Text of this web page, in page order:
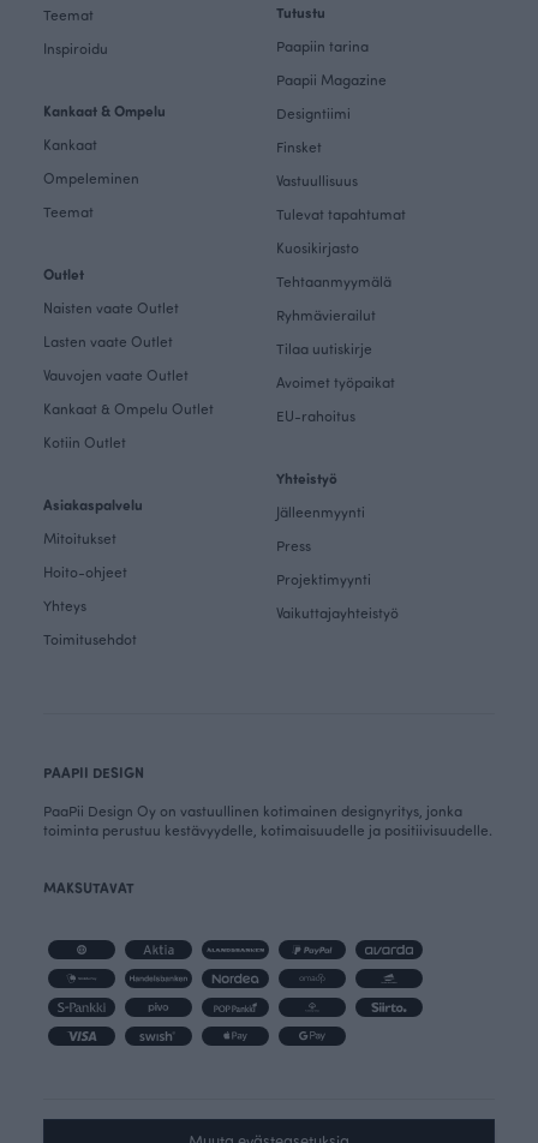
Teemat
Inspiroidu
Kankaat & Ompelu
Kankaat
Ompeleminen
Teemat
Outlet
Naisten vaate Outlet
Lasten vaate Outlet
Vauvojen vaate Outlet
Kankaat & Ompelu Outlet
Kotiin Outlet
Asiakaspalvelu
Mitoitukset
Hoito-ohjeet
Yhteys
Toimitusehdot
Tutustu
Paapiin tarina
Paapii Magazine
Designtiimi
Finsket
Vastuullisuus
Tulevat tapahtumat
Kuosikirjasto
Tehtaanmyymälä
Ryhmävierailut
Tilaa uutiskirje
Avoimet työpaikat
EU-rahoitus
Yhteistyö
Jälleenmyynti
Press
Projektimyynti
Vaikuttajayhteistyö
PAAPII DESIGN
PaaPii Design Oy on vastuullinen kotimainen designyritys, jonka
toiminta perustuu kestävyydelle, kotimaisuudelle ja positiivisuudelle.
MAKSUTAVAT